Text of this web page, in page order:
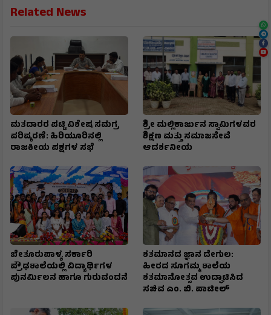
Related News
ಮತದಾರರ ಪಟ್ಟಿ ವಿಶೇಷ ಸಮಗ್ರ
ಪರಿಷ್ಕರಣೆ: ಹಿರಿಯೂರಿನಲ್ಲಿ
ರಾಜಕೀಯ ಪಕ್ಷಗಳ ಸಭೆ
ಶ್ರೀ ಮಲ್ಲಿಕಾರ್ಜುನ ಸ್ವಾಮಿಗಳವರ
ಶಿಕ್ಷಣ ಮತ್ತು ಸಮಾಜಸೇವೆ
ಆದರ್ಶನೀಯ
ಬೇತೂರುಪಾಳ್ಯ ಸರ್ಕಾರಿ
ಪ್ರೌಢಶಾಲೆಯಲ್ಲಿ ವಿದ್ಯಾರ್ಥಿಗಳ
ಪುನರ್ಮಿಲನ ಹಾಗೂ ಗುರುವಂದನೆ
ಶತಮಾನದ ಜ್ಞಾನ ದೇಗುಲ:
ಹೀರದ ಸೂಗಮ್ಮ ಶಾಲೆಯ
ಶತಮಾನೋತ್ಸವ ಉದ್ಘಾಟಿಸಿದ
ಸಚಿವ ಎಂ. ಬಿ. ಪಾಟೀಲ್